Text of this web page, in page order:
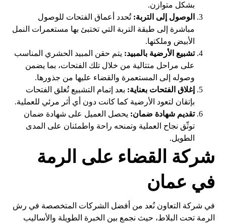
بشكل متوازن.
الوصول إلى التربة: تُحدد أعماق الفتحات للوصول
مباشرة إلى طبقة التربة التي تختبئ بها مستعمرات النمل
الأبيض وملكتها.
تشبيع الأرضية بالمبيد: يتم حقن المبيد الحشري المناسب
على مراحل متتالية من خلال تلك الفتحات، بما يضمن
وصوله إلى المستعمرة والقضاء عليها من جذورها.
إغلاق الفتحات بعناية: بعد إتمام التشبيع تُغلق الفتحات
بإتقان لتعود الأرضية كما كانت دون أي أثر مرئي للعملية.
تقديم شهادة ضمان: يحصل العميل على شهادة ضمان
توثّق نجاح العملية وتمنحه راحة واطمئنان على المدى
الطويل.
شركة القضاء على الرمة
في عمان
في شركة التعاون نُعد من أفضل الشركات المتخصصة في رش
الرمة تحت البلاط، حيث نجمع بين الخبرة الطويلة والأساليب